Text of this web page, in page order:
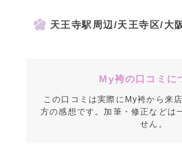
天王寺駅周辺/天王寺区/大
My袴の口コミに
この口コミは実際にMy袴から来
方の感想です。加筆・修正などは
せん。